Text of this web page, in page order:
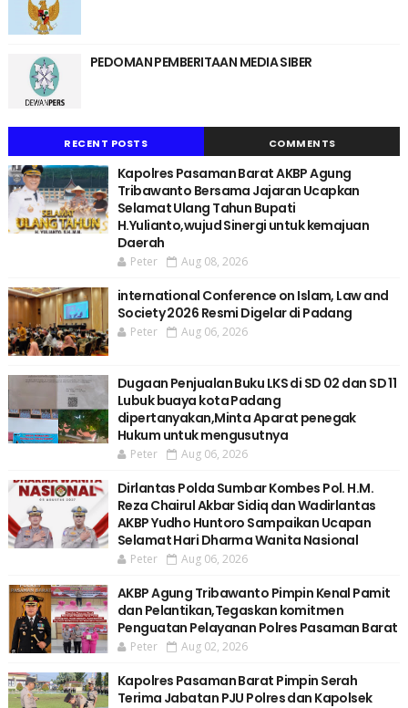
PEDOMAN PEMBERITAAN MEDIA SIBER
RECENT POSTS COMMENTS
Kapolres Pasaman Barat AKBP Agung
Tribawanto Bersama Jajaran Ucapkan
Selamat Ulang Tahun Bupati
H.Yulianto,wujud Sinergi untuk kemajuan
Daerah
Peter Aug 08, 2026
international Conference on Islam, Law and
Society 2026 Resmi Digelar di Padang
Peter Aug 06, 2026
Dugaan Penjualan Buku LKS di SD 02 dan SD 11
Lubuk buaya kota Padang
dipertanyakan,Minta Aparat penegak
Hukum untuk mengusutnya
Peter Aug 06, 2026
Dirlantas Polda Sumbar Kombes Pol. H.M.
Reza Chairul Akbar Sidiq dan Wadirlantas
AKBP Yudho Huntoro Sampaikan Ucapan
Selamat Hari Dharma Wanita Nasional
Peter Aug 06, 2026
AKBP Agung Tribawanto Pimpin Kenal Pamit
dan Pelantikan,Tegaskan komitmen
Penguatan Pelayanan Polres Pasaman Barat
Peter Aug 02, 2026
Kapolres Pasaman Barat Pimpin Serah
Terima Jabatan PJU Polres dan Kapolsek